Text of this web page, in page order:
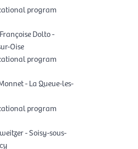
program
Dolto -
Oise
program
- La Queue-les-
program
- Soisy-sous-